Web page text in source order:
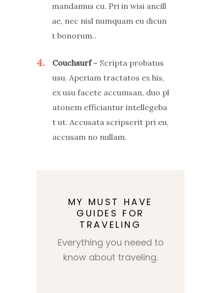
mandamus cu. Pri in wisi ancill
ae, nec nisl numquam eu dicun
t bonorum..
4 Couchsurf
Scripta probatus
usu. Aperiam tractatos ex his,
ex usu facete accumsan, duo pl
atonem efficiantur intellegeba
t ut. Accusata scripserit pri eu,
accusam no nullam.
MY MUST HAVE
GUIDES FOR
TRAVELING
Everything you neeed to
know about traveling.